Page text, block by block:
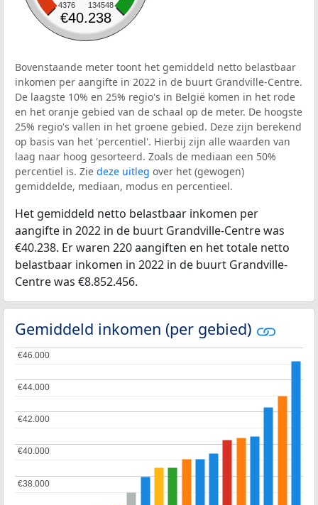
4376 134548
€40.238
Bovenstaande meter toont het gemiddeld netto belastbaar
inkomen per aangifte in 2022 in de buurt Grandville-Centre.
De laagste 10% en 25% regio's in België komen in het rode
en het oranje gebied van de schaal op de meter. De hoogste
25% regio's vallen in het groene gebied. Deze zijn berekend
op basis van het 'percentiel'. Hierbij zijn alle waarden van
laag naar hoog gesorteerd. Zoals de mediaan een 50%
percentiel is. Zie deze uitleg over het (gewogen)
gemiddelde, mediaan, modus en percentieel.
Het gemiddeld netto belastbaar inkomen per
aangifte in 2022 in de buurt Grandville-Centre was
€40.238. Er waren 220 aangiften en het totale netto
belastbaar inkomen in 2022 in de buurt Grandville-
Centre was €8.852.456.
Gemiddeld inkomen (per gebied)
€38.000
€38.000
€40.000
€40.000
€42.000
€42.000
€44.000
€44.000
€46.000
€46.000